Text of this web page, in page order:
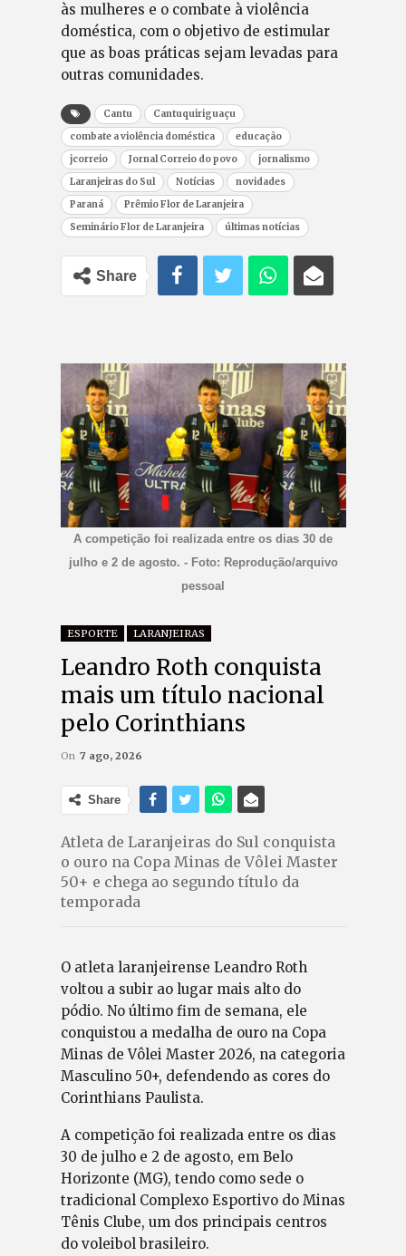
às mulheres e o combate à violência
doméstica, com o objetivo de estimular
que as boas práticas sejam levadas para
outras comunidades.
Cantu
Cantuquiriguaçu
combate a violência doméstica
educação
jcorreio
Jornal Correio do povo
jornalismo
Laranjeiras do Sul
Notícias
novidades
Paraná
Prêmio Flor de Laranjeira
Seminário Flor de Laranjeira
últimas notícias
Share
A competição foi realizada entre os dias 30 de
julho e 2 de agosto. - Foto: Reprodução/arquivo
pessoal
ESPORTE LARANJEIRAS
Leandro Roth conquista
mais um título nacional
pelo Corinthians
On 7 ago, 2026
Share
Atleta de Laranjeiras do Sul conquista
o ouro na Copa Minas de Vôlei Master
50+ e chega ao segundo título da
temporada
O atleta laranjeirense Leandro Roth
voltou a subir ao lugar mais alto do
pódio. No último fim de semana, ele
conquistou a medalha de ouro na Copa
Minas de Vôlei Master 2026, na categoria
Masculino 50+, defendendo as cores do
Corinthians Paulista.
A competição foi realizada entre os dias
30 de julho e 2 de agosto, em Belo
Horizonte (MG), tendo como sede o
tradicional Complexo Esportivo do Minas
Tênis Clube, um dos principais centros
do voleibol brasileiro.